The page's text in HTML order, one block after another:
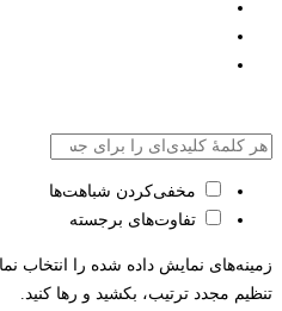
مخفی‌کردن شباهت‌ها
تفاوت‌های برجسته
زمینه‌های نمایش داده شده را انتخاب
تنظیم مجدد ترتیب، بکشید و رها کنید.